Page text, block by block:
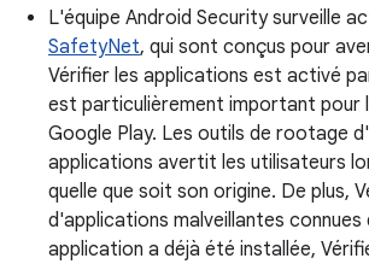
L'équipe Android Security surveille
SafetyNet, qui sont conçus pour
Vérifier les applications est activé
est particulièrement important pour
Google Play. Les outils de rootage
applications avertit les utilisateurs
quelle que soit son origine. De plus,
d'applications malveillantes
application a déjà été installée,